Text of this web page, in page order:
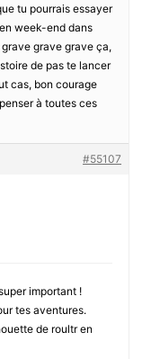
tu pourrais essayer
week-end dans
grave grave ça,
de pas te lancer
cas, bon courage
à toutes ces
#55107
important !
tes aventures.
de roultr en